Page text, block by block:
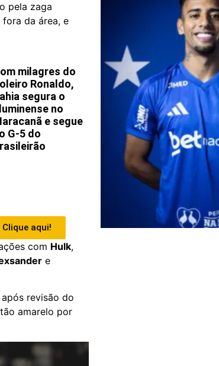
pela zaga
da área, e
milagres do
Ronaldo,
segura o
no
e segue
G-5 do
aqui!
com Hulk,
e
após revisão do
amarelo por